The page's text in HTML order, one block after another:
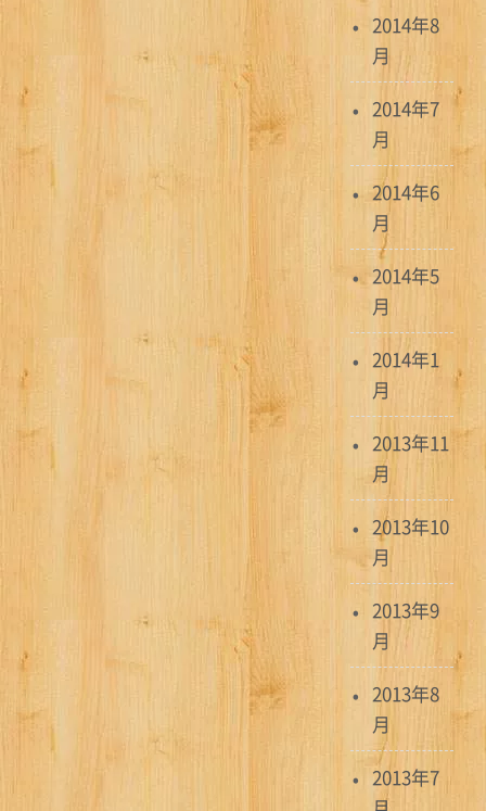
2014年8
月
2014年7
月
2014年6
月
2014年5
月
2014年1
月
2013年11
月
2013年10
月
2013年9
月
2013年8
月
2013年7